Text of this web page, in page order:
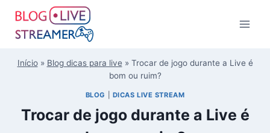
Início» Blog dicas para live » Trocar de jogo durante a Live é
bom ou ruim?
BLOG DICAS LIVE STREAM
Trocar de jogo durante a Live é